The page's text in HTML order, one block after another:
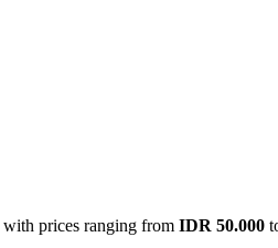
with prices ranging from IDR 50.000